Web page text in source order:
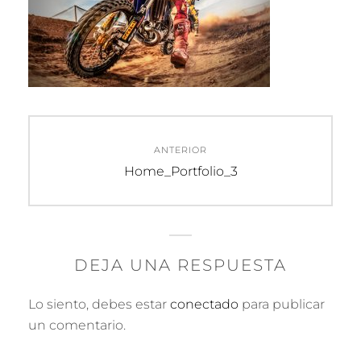
entradas
ANTERIOR
Entrada
Home_Portfolio_3
DEJA UNA RESPUESTA
Lo siento, debes estar conectado para publicar
un comentario.